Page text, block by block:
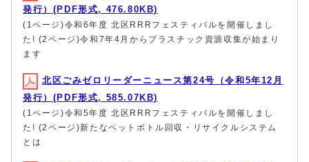
発行）(PDF形式, 476.80KB)
(1ページ)令和6年度 北区RRRフェスティバルを開催しまし
た! (2ページ)令和7年4月からプラスチック資源収集が始まり
ます
北区ごみゼロリーダーニュース第24号（令和5年12月
発行）(PDF形式, 585.07KB)
(1ページ)令和5年度 北区RRRフェスティバルを開催しまし
た! (2ページ)新たなペットボトル回収・リサイクルシステム
とは